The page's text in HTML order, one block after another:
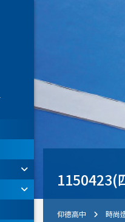
1150423(
仰德高中 時尚